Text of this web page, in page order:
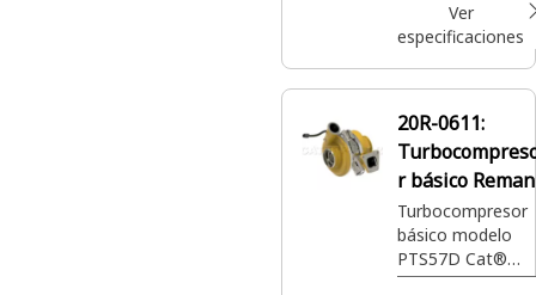
Ver
especificaciones
20R-0611:
r básico Reman
Turbocompresor
básico modelo
PTS57D Cat®
Reman